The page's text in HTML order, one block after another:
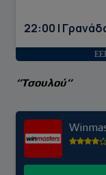
22:00 |
‘’Τσουλού’’